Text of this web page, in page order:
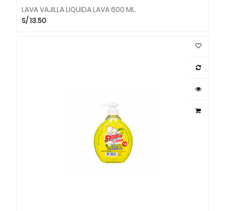
LAVA VAJILLA LIQUIDA LAVA 600 ML.
S/13.50